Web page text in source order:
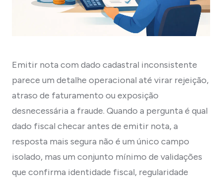
Emitir nota com dado cadastral inconsistente
parece um detalhe operacional até virar rejeição,
atraso de faturamento ou exposição
desnecessária a fraude. Quando a pergunta é qual
dado fiscal checar antes de emitir nota, a
resposta mais segura não é um único campo
isolado, mas um conjunto mínimo de validações
que confirma identidade fiscal, regularidade